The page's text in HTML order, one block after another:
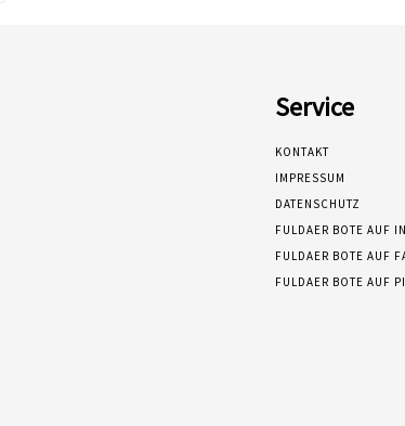
Service
KONTAKT
IMPRESSUM
DATENSCHUTZ
FULDAER BOTE AUF
FULDAER BOTE AUF
FULDAER BOTE AUF